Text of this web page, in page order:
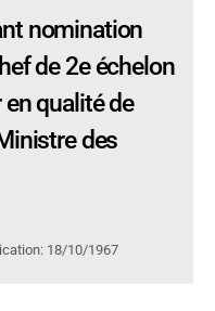
nomination
de 2e échelon
en qualité de
des
18/10/1967